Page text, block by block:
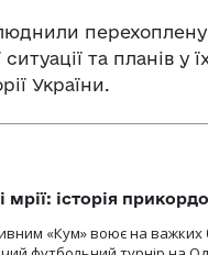
перехоплену
та планів у
України.
мрії: історія
«Кум» воює на